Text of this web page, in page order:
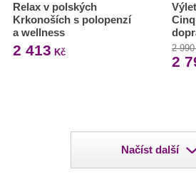
Relax v polských
Krkonoších s polopenzí
a wellness
2 413 Kč 2
2
Načíst další